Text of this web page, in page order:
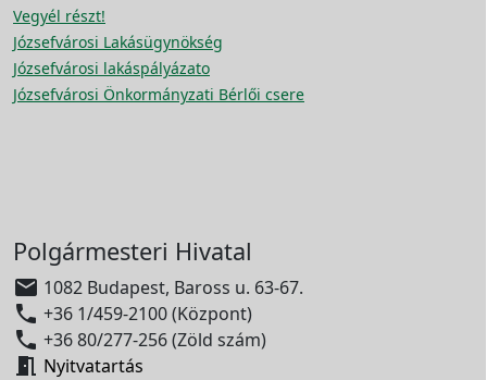
Vegyél részt!
Józsefvárosi Lakásügynökség
Józsefvárosi lakáspályázato
Józsefvárosi Önkormányzati Bérlői csere
Polgármesteri Hivatal
 1082 Budapest, Baross u. 63-67.
 +36 1/459-2100 (Központ)
 +36 80/277-256 (Zöld szám)
 Nyitvatartás